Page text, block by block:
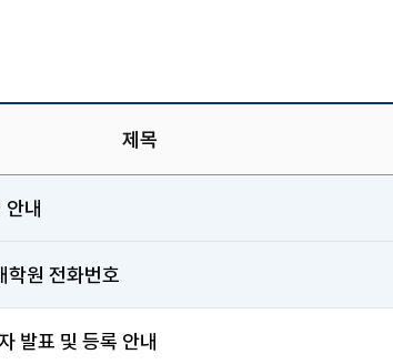
제목
내
학원 전화번호
발표 및 등록 안내